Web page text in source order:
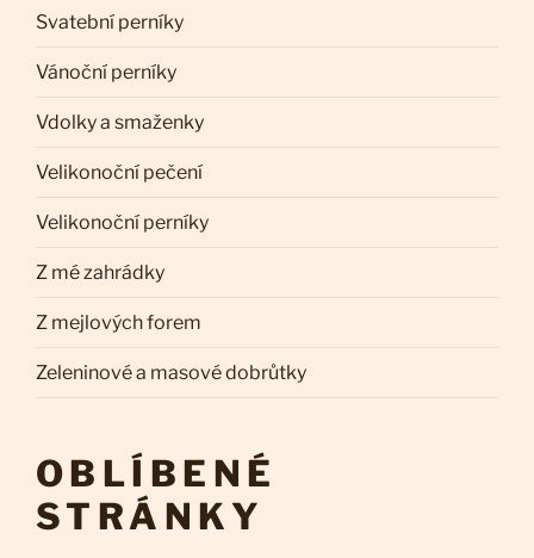
Svatební perníky
Vánoční perníky
Vdolky a smaženky
Velikonoční pečení
Velikonoční perníky
Z mé zahrádky
Z mejlových forem
Zeleninové a masové dobrůtky
OBLÍBENÉ
STRÁNKY